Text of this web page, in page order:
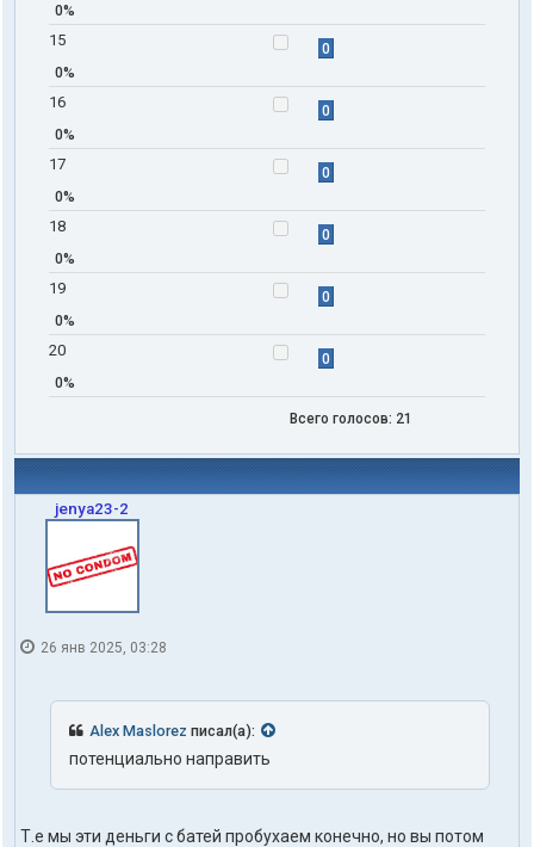
0%
15
0
0%
16
0
0%
17
0
0%
18
0
0%
19
0
0%
20
0
0%
Всего голосов: 21
jenya23-2
26 янв 2025, 03:28
Alex Maslorez писал(а):
потенциально направить
Т.е мы эти деньги с батей пробухаем конечно, но вы потом